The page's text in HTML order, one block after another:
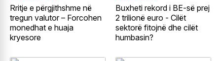
Rritje e përgjithshme në
tregun valutor – Forcohen
monedhat e huaja
kryesore
Buxheti rekord i BE-së prej
2 trilionë euro - Cilët
sektorë fitojnë dhe cilët
humbasin?